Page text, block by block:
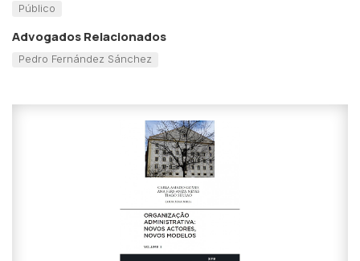
Público
Advogados Relacionados
Pedro Fernández Sánchez